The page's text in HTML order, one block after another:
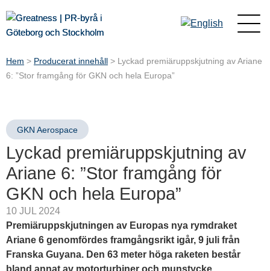
Hem > Producerat innehåll > Lyckad premiäruppskjutning av Ariane
6: ”Stor framgång för GKN och hela Europa”
GKN Aerospace
Lyckad premiäruppskjutning av
Ariane 6: ”Stor framgång för
GKN och hela Europa”
10 JUL 2024
Premiäruppskjutningen av Europas nya rymdraket
Ariane 6 genomfördes framgångsrikt igår, 9 juli från
Franska Guyana. Den 63 meter höga raketen består
bland annat av motorturbiner och munstycke